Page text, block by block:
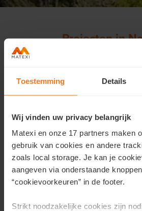
Toestemming Details
Wij vinden uw privacy belangrijk
Matexi en onze 17 partners maken
gebruik van cookies en andere
zoals local storage. Je kan je
aangeven via onderstaande
“cookievoorkeuren” in de footer.
Strikt noodzakelijke cookies zijn
Projecten in
La Clé de VerreinFloreffe